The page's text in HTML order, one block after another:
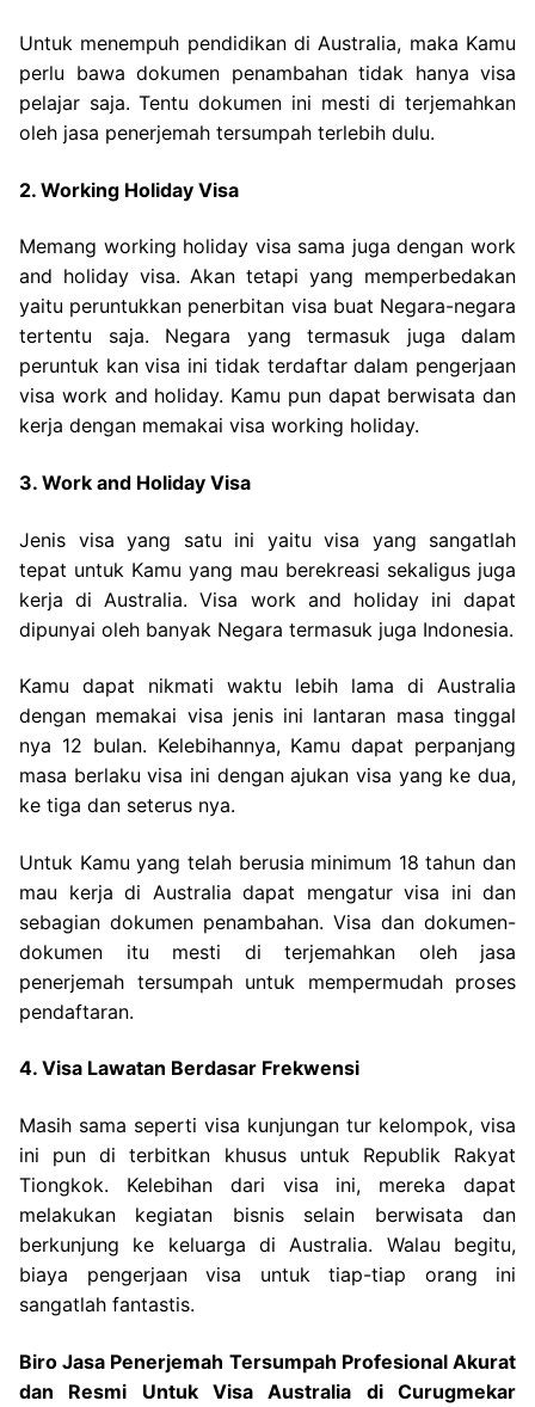
Untuk menempuh pendidikan di Australia, maka Kamu
perlu bawa dokumen penambahan tidak hanya visa
pelajar saja. Tentu dokumen ini mesti di terjemahkan
oleh jasa penerjemah tersumpah terlebih dulu.
2. Working Holiday Visa
Memang working holiday visa sama juga dengan work
and holiday visa. Akan tetapi yang memperbedakan
yaitu peruntukkan penerbitan visa buat Negara-negara
tertentu saja. Negara yang termasuk juga dalam
peruntuk kan visa ini tidak terdaftar dalam pengerjaan
visa work and holiday. Kamu pun dapat berwisata dan
kerja dengan memakai visa working holiday.
3. Work and Holiday Visa
Jenis visa yang satu ini yaitu visa yang sangatlah
tepat untuk Kamu yang mau berekreasi sekaligus juga
kerja di Australia. Visa work and holiday ini dapat
dipunyai oleh banyak Negara termasuk juga Indonesia.
Kamu dapat nikmati waktu lebih lama di Australia
dengan memakai visa jenis ini lantaran masa tinggal
nya 12 bulan. Kelebihannya, Kamu dapat perpanjang
masa berlaku visa ini dengan ajukan visa yang ke dua,
ke tiga dan seterus nya.
Untuk Kamu yang telah berusia minimum 18 tahun dan
mau kerja di Australia dapat mengatur visa ini dan
sebagian dokumen penambahan. Visa dan dokumen-
dokumen itu mesti di terjemahkan oleh jasa
penerjemah tersumpah untuk mempermudah proses
pendaftaran.
4. Visa Lawatan Berdasar Frekwensi
Masih sama seperti visa kunjungan tur kelompok, visa
ini pun di terbitkan khusus untuk Republik Rakyat
Tiongkok. Kelebihan dari visa ini, mereka dapat
melakukan kegiatan bisnis selain berwisata dan
berkunjung ke keluarga di Australia. Walau begitu,
biaya pengerjaan visa untuk tiap-tiap orang ini
sangatlah fantastis.
Biro Jasa Penerjemah Tersumpah Profesional Akurat
dan Resmi Untuk Visa Australia di Curugmekar